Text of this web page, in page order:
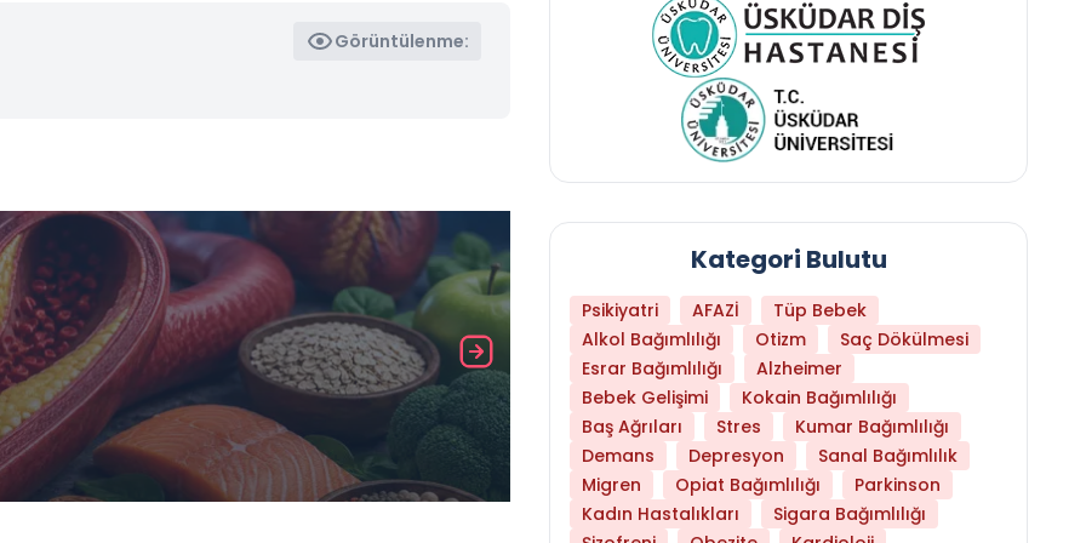
Görüntülenme:
Daha Az Protein Tüketmek Yaşlanmayı
Kategori Bulutu
Psikiyatri AFAZİ
Tüp Bebek
Alkol Bağımlılığı
Otizm
Saç Dökülmesi
Esrar Bağımlılığı
Alzheimer
Bebek Gelişimi
Kokain Bağımlılığı
Baş Ağrıları
Stres
Kumar Bağımlılığı
Demans
Depresyon
Sanal Bağımlılık
Migren
Opiat Bağımlılığı
Parkinson
Kadın Hastalıkları
Sigara Bağımlılığı